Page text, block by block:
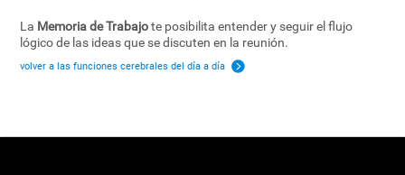
La Memoria de Trabajote posibilita entender y seguir el flujo
lógico de las ideas que se discuten en la reunión.
volver a las funciones cerebrales del día a día